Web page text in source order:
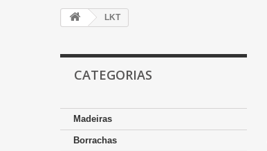
LKT
CATEGORIAS
Madeiras
Borrachas